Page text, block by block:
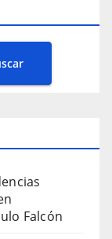
Falcón